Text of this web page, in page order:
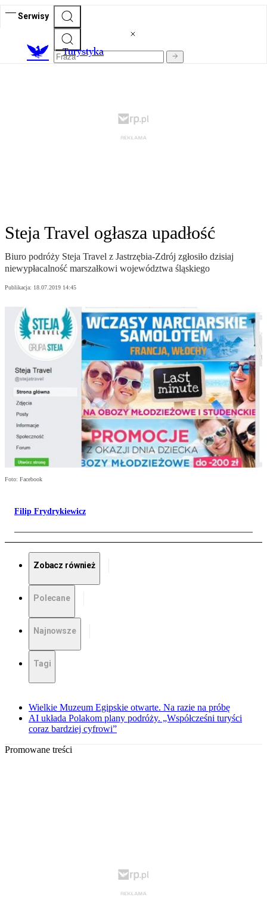
Serwisy
Turystyka
Steja Travel ogłasza upadłość
Biuro podróży Steja Travel z Jastrzębia-Zdrój zgłosiło dzisiaj
niewypłacalność marszałkowi województwa śląskiego
Publikacja: 18.07.2019 14:45
Foto: Facebook
Filip Frydrykiewicz
Zobacz również
Polecane
Najnowsze
Tagi
Wielkie Muzeum Egipskie otwarte. Na razie na próbę
AI układa Polakom plany podróży. „Współcześni turyści
coraz bardziej cyfrowi”
Promowane treści